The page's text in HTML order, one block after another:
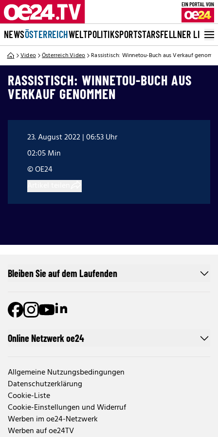
NEWSÖSTERREICHWELTPOLITIKSPORTSTARSFELLNER LIVE
Video Österreich Video Rassistisch: Winnetou-Buch aus Verkauf
RASSISTISCH: WINNETOU-BUCH AUS
VERKAUF GENOMMEN
23. August 2022 | 06:53 Uhr
02:05 Min
© OE24
Online Netzwerk oe24
Allgemeine Nutzungsbedingungen
Datenschutzerklärung
Cookie-Liste
Cookie-Einstellungen und Widerruf
Werben im oe24-Netzwerk
Werben auf oe24TV
Bleiben Sie auf dem Laufenden